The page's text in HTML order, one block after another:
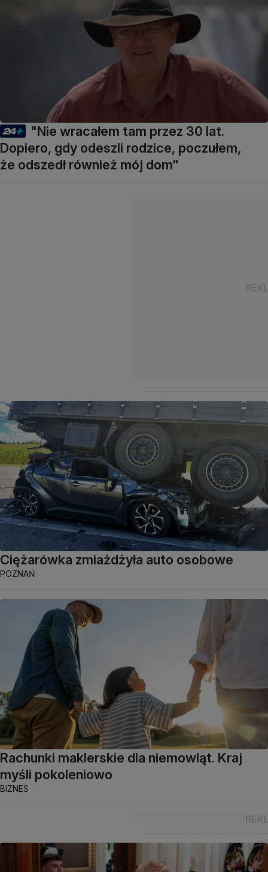
"Nie wracałem tam przez 30 lat.
Dopiero, gdy odeszli rodzice, poczułem,
że odszedł również mój dom"
Ciężarówka zmiażdżyła auto osobowe
POZNAŃ
Rachunki maklerskie dla niemowląt. Kraj
myśli pokoleniowo
BIZNES